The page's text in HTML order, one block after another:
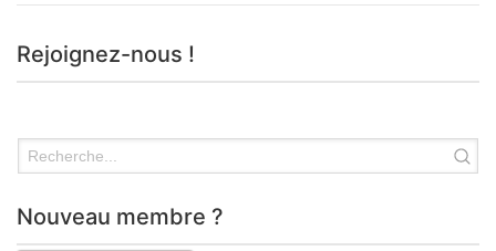
Rejoignez-nous !
Nouveau membre ?